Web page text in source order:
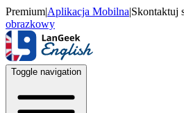
Premium|Aplikacja Mobilna|Skontaktuj
obrazkowy
Toggle navigation